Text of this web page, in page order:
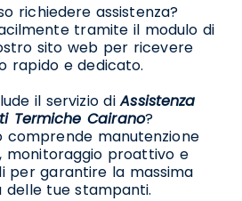
richiedere assistenza?
tramite il modulo di
sito web per ricevere
rapido e dedicato.
il servizio diAssistenza
Termiche Cairano?
comprende manutenzione
monitoraggio proattivo e
per garantire la massima
delle tue stampanti.